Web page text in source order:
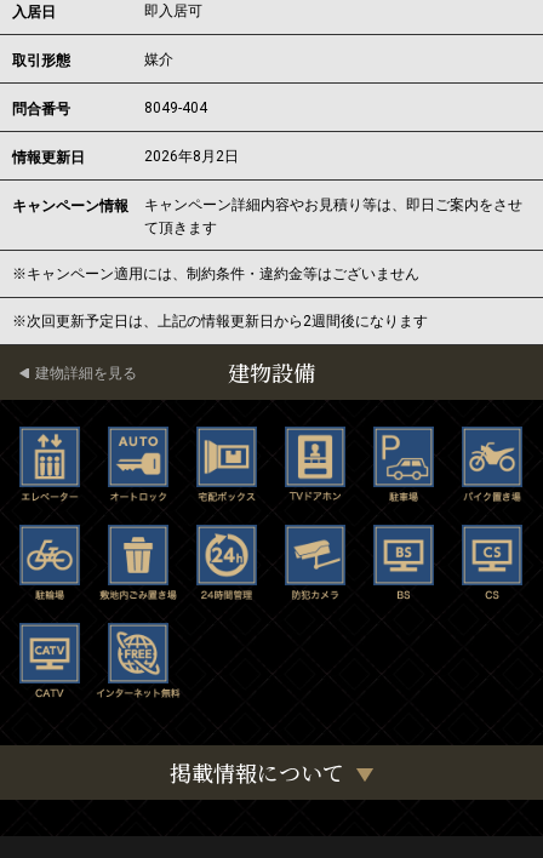
入居日 即入居可
取引形態 媒介
問合番号 8049-404
情報更新日 2026年8月2日
キャンペーン情報
キャンペーン詳細内容やお見積り等は、即日ご案内をさせ
て頂きます
※キャンペーン適用には、制約条件・違約金等はございません
※次回更新予定日は、上記の情報更新日から2週間後になります
建物設備
建物詳細を見る
掲載情報について